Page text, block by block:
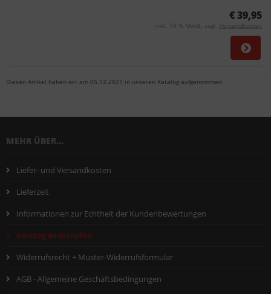
€ 39,95
inkl. 19 % MwSt. zzgl. Versandkosten
Diesen Artikel haben wir am 05.12.2021 in unseren Katalog aufgenommen.
MEHR ÜBER...
Liefer- und Versandkosten
Lieferzeit
Informationen zur Echtheit der Kundenbewertungen
Vertrag widerrufen
Widerrufsrecht + Muster-Widerrufsformular
AGB - Allgemeine Geschäftsbedingungen